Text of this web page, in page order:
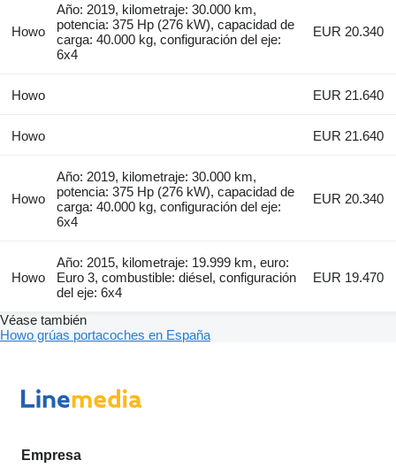
Howo
Año: 2019, kilometraje: 30.000 km,
potencia: 375 Hp (276 kW), capacidad de
carga: 40.000 kg, configuración del eje:
6x4
EUR 20.340
Howo EUR 21.640
Howo EUR 21.640
Howo
Año: 2019, kilometraje: 30.000 km,
potencia: 375 Hp (276 kW), capacidad de
carga: 40.000 kg, configuración del eje:
6x4
EUR 20.340
Howo
Año: 2015, kilometraje: 19.999 km, euro:
Euro 3, combustible: diésel, configuración
del eje: 6x4
EUR 19.470
Véase también
Howo grúas portacoches en España
Empresa